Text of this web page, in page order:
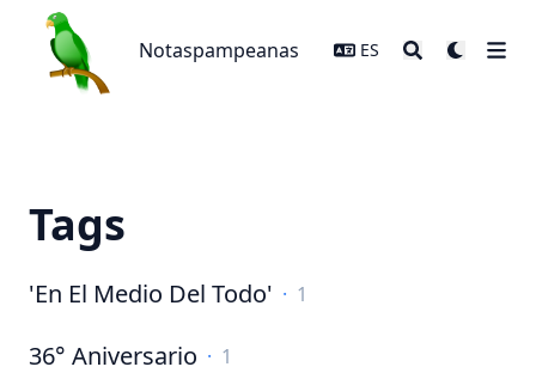
Notaspampeanas
Notaspampeanas ES
Tags
'En El Medio Del Todo' · 1
36° Aniversario · 1